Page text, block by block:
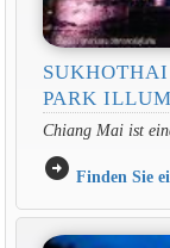
PARK
Chiang Mai ist
arrow_circle_right Finden Sie